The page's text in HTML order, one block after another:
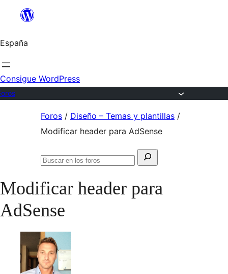
Saltar
contenido
España
Consigue WordPress
Foros / Diseño – Temas y plantillas /
Modificar header para AdSense
Buscar:
Buscar
foros
Modificar header para
AdSense